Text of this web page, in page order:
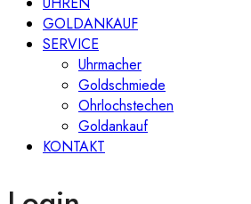
GOLDANKAUF
SERVICE
Uhrmacher
Goldschmiede
Ohrlochstechen
Goldankauf
KONTAKT